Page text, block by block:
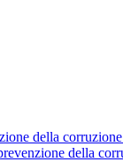
della
della